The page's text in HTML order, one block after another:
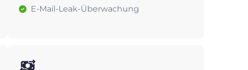
E-Mail-Leak-Überwachung